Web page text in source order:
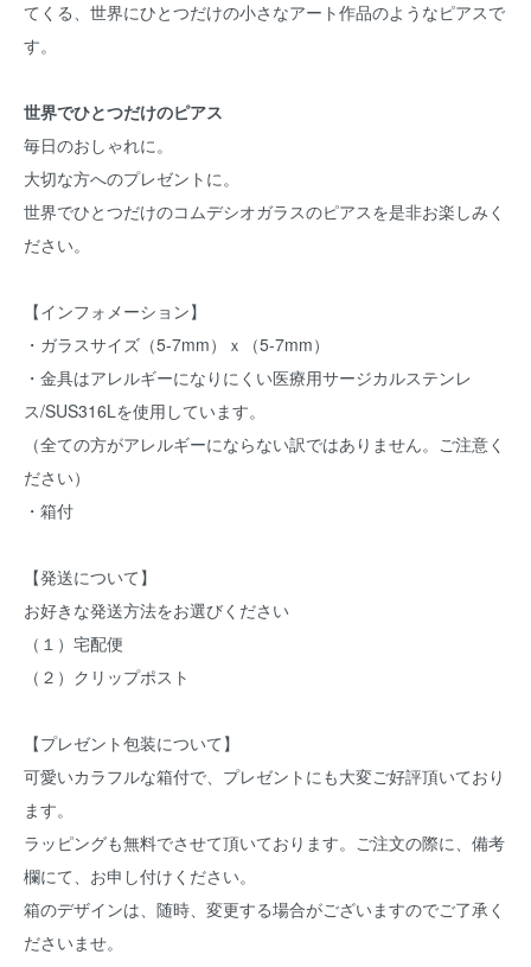
てくる、世界にひとつだけの小さなアート作品のようなピアスで
す。
世界でひとつだけのピアス
毎日のおしゃれに。
大切な方へのプレゼントに。
世界でひとつだけのコムデシオガラスのピアスを是非お楽しみく
ださい。
【インフォメーション】
・ガラスサイズ（5-7mm）ｘ（5-7mm）
・金具はアレルギーになりにくい医療用サージカルステンレ
ス/SUS316Lを使用しています。
（全ての方がアレルギーにならない訳ではありません。ご注意く
ださい）
・箱付
【発送について】
お好きな発送方法をお選びください
（１）宅配便
（２）クリップポスト
【プレゼント包装について】
可愛いカラフルな箱付で、プレゼントにも大変ご好評頂いており
ます。
ラッピングも無料でさせて頂いております。ご注文の際に、備考
欄にて、お申し付けください。
箱のデザインは、随時、変更する場合がございますのでご了承く
ださいませ。